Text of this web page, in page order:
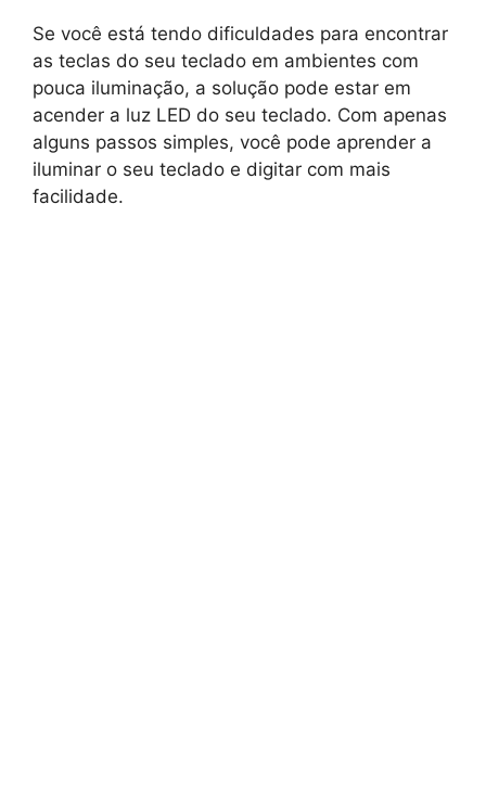
Se você está tendo dificuldades para encontrar
as teclas do seu teclado em ambientes com
pouca iluminação, a solução pode estar em
acender a luz LED do seu teclado. Com apenas
alguns passos simples, você pode aprender a
iluminar o seu teclado e digitar com mais
facilidade.